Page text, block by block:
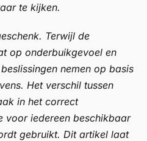
te kijken.
Terwijl de
op onderbuikgevoel en
nemen op basis
Het verschil tussen
in het correct
voor iedereen beschikbaar
gebruikt. Dit artikel laat